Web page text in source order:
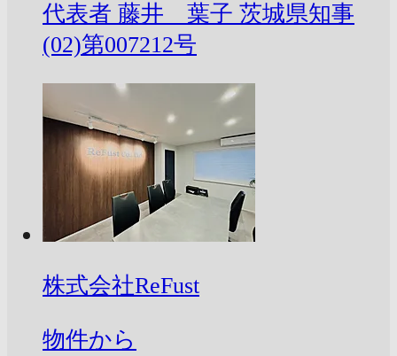
代表者 藤井 葉子 茨城県知事
(02)第007212号
株式会社ReFust
物件から